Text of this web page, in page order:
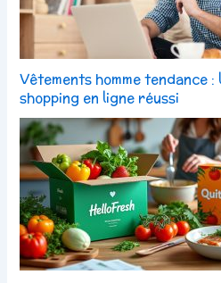
Vêtements homme tendance :
shopping en ligne réussi